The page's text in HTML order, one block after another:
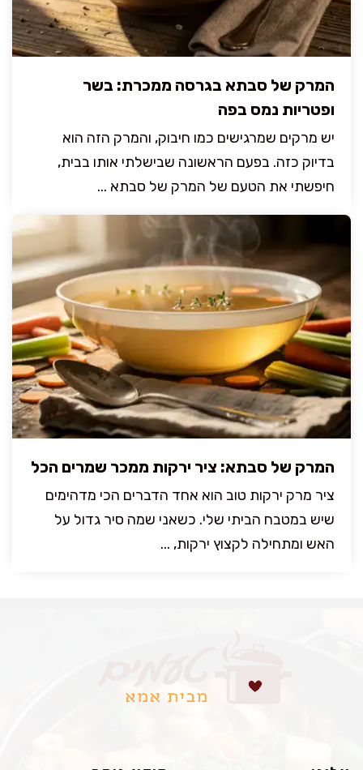
המרק של סבתא בגרסה ממכרת: בשר
ופטריות נמס בפה
יש מרקים שמרגישים כמו חיבוק, והמרק הזה הוא
בדיוק כזה. בפעם הראשונה שבישלתי אותו בבית,
חיפשתי את הטעם של המרק של סבתא ...
המרק של סבתא: ציר ירקות ממכר שמרים הכל
ציר מרק ירקות טוב הוא אחד הדברים הכי מדהימים
שיש במטבח הביתי שלי. כשאני שמה סיר גדול על
האש ומתחילה לקצוץ ירקות, ...